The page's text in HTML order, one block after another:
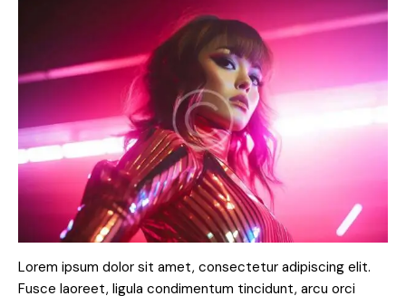
Lorem ipsum dolor sit amet, consectetur adipiscing elit.
Fusce laoreet, ligula condimentum tincidunt, arcu orci